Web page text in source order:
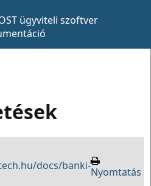
ügyviteli szoftver
docs/banki-Nyomtatás